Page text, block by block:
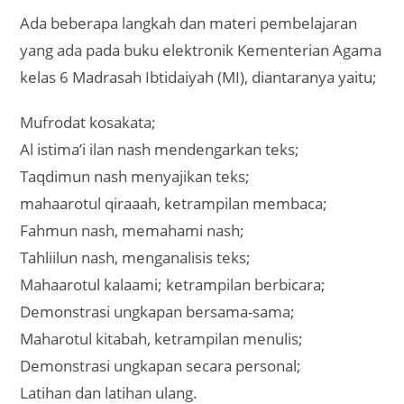
Ada beberapa langkah dan materi pembelajaran
yang ada pada buku elektronik Kementerian Agama
kelas 6 Madrasah Ibtidaiyah (MI), diantaranya yaitu;
Mufrodat kosakata;
Al istima’i ilan nash mendengarkan teks;
Taqdimun nash menyajikan teks;
mahaarotul qiraaah, ketrampilan membaca;
Fahmun nash, memahami nash;
Tahliilun nash, menganalisis teks;
Mahaarotul kalaami; ketrampilan berbicara;
Demonstrasi ungkapan bersama-sama;
Maharotul kitabah, ketrampilan menulis;
Demonstrasi ungkapan secara personal;
Latihan dan latihan ulang.